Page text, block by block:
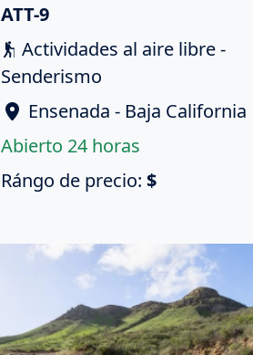
ATT-9
Actividades al aire libre -
Senderismo
Ensenada - Baja California
Abierto 24 horas
Rángo de precio: $